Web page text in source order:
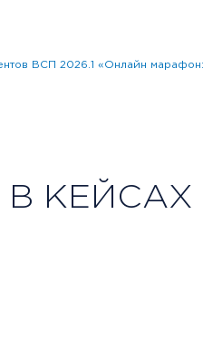
ВСП 2026.1 «Онлайн
КЕЙСАХ